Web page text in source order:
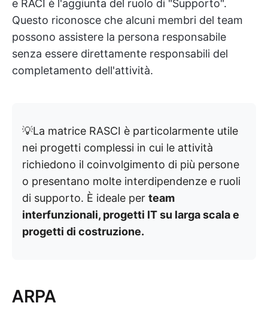
e RACI è l'aggiunta del ruolo di "Supporto".
Questo riconosce che alcuni membri del team
possono assistere la persona responsabile
senza essere direttamente responsabili del
completamento dell'attività.
💡La matrice RASCI è particolarmente utile
nei progetti complessi in cui le attività
richiedono il coinvolgimento di più persone
o presentano molte interdipendenze e ruoli
di supporto. È ideale per team
interfunzionali, progetti IT su larga scala e
progetti di costruzione.
ARPA